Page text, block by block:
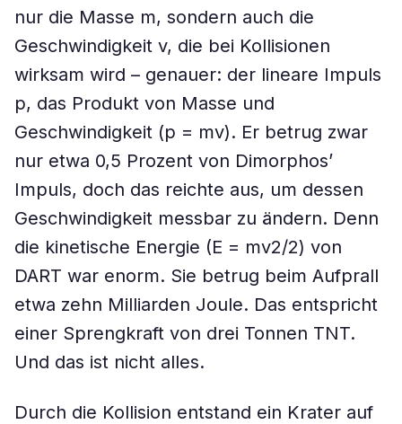
nur die Masse m, sondern auch die
Geschwindigkeit v, die bei Kollisionen
wirksam wird – genauer: der lineare Impuls
p, das Produkt von Masse und
Geschwindigkeit (p = mv). Er betrug zwar
nur etwa 0,5 Prozent von Dimorphos’
Impuls, doch das reichte aus, um dessen
Geschwindigkeit messbar zu ändern. Denn
die kinetische Energie (E = mv2/2) von
DART war enorm. Sie betrug beim Aufprall
etwa zehn Milliarden Joule. Das entspricht
einer Sprengkraft von drei Tonnen TNT.
Und das ist nicht alles.
Durch die Kollision entstand ein Krater auf